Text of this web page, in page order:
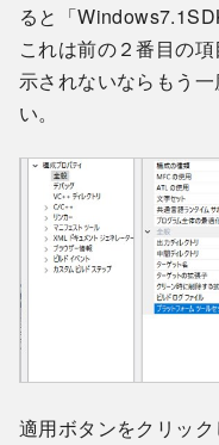
ると「
これは前の２番目の
示されないならもう
い。
適用ボタンをクリック